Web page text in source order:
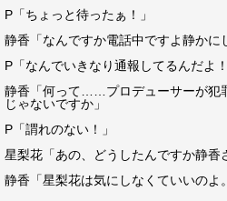
P「ちょっと待ったぁ！」
静香「なんですか電話中ですよ静かに
P「なんでいきなり通報してるんだよ！
静香「何って……プロデューサーが犯
じゃないですか」
P「謂れのない！」
星梨花「あの、どうしたんですか静香
静香「星梨花は気にしなくていいのよ